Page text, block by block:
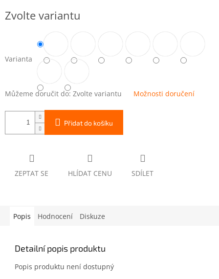
cena:
Zvolte variantu
Varianta
Můžeme doručit do: Zvolte variantu Možnosti doručení
Přidat do košíku
ZEPTAT SE HLÍDAT CENU SDÍLET
Popis Hodnocení Diskuze
Detailní popis produktu
Popis produktu není dostupný